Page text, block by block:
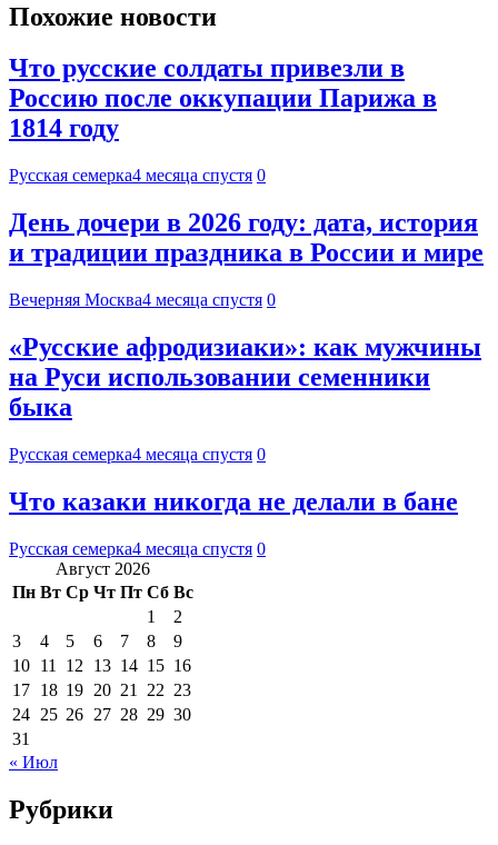
Похожие новости
Что русские солдаты привезли в
Россию после оккупации Парижа в
1814 году
Русская семерка4 месяца спустя 0
День дочери в 2026 году: дата, история
и традиции праздника в России и мире
Вечерняя Москва4 месяца спустя 0
«Русские афродизиаки»: как мужчины
на Руси использовании семенники
быка
Русская семерка4 месяца спустя 0
Что казаки никогда не делали в бане
Русская семерка4 месяца спустя 0
Август 2026
Пн Вт Ср Чт Пт Сб Вс
1
2
3
4 5 6 7 8
9
10 11 12 13 14 15 16
17 18 19 20 21 22 23
24 25 26 27 28 29 30
31
« Июл
Рубрики